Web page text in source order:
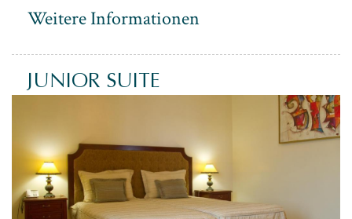
Weitere Informationen
JUNIOR SUITE